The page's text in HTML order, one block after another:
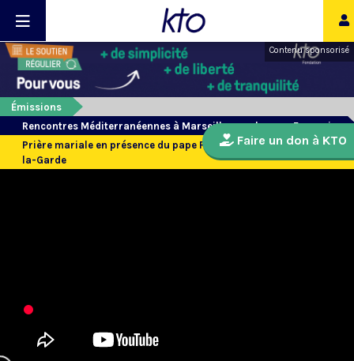
Contenu sponsorisé
Émissions
Rencontres Méditerranéennes à Marseille avec le pape François
Prière mariale en présence du pape François à Notre-Dame-de-
la-Garde
Faire un don à KTO